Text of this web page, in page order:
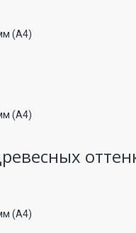
(А4)
(А4)
(А4)